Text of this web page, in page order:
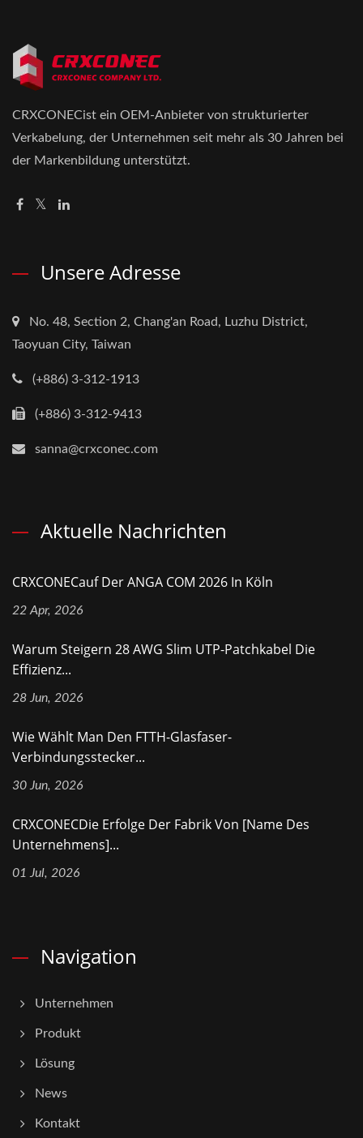
CRXCONECist ein OEM-Anbieter von strukturierter
Verkabelung, der Unternehmen seit mehr als 30 Jahren bei
der Markenbildung unterstützt.
Unsere Adresse
No. 48, Section 2, Chang'an Road, Luzhu District,
Taoyuan City, Taiwan
(+886) 3-312-1913
(+886) 3-312-9413
sanna@crxconec.com
Aktuelle Nachrichten
CRXCONECauf Der ANGA COM 2026 In Köln
22 Apr, 2026
Warum Steigern 28 AWG Slim UTP-Patchkabel Die
Effizienz...
28 Jun, 2026
Wie Wählt Man Den FTTH-Glasfaser-
Verbindungsstecker...
30 Jun, 2026
CRXCONECDie Erfolge Der Fabrik Von [Name Des
Unternehmens]...
01 Jul, 2026
Navigation
Unternehmen
Produkt
Lösung
News
Kontakt